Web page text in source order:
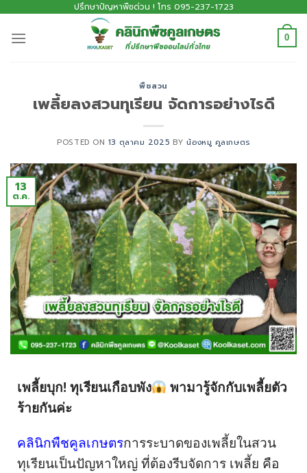
ปรึกษาปัญหาพืชด่วน ! โทร 095-237-1723
0
พืชสวน
เพลี้ยลงสวนทุเรียน จัดการอย่างไรดี
POSTED ON 13 ตุลาคม 2025 BYน้องหมู คูลเกษตร
13
ต.ค.
เพลี้ยบุก! ทุเรียนเกือบพัง
พามารู้จักกับเพลี้ยตัว
ร้ายกันค่ะ
คลินิกพืชคูลเกษตรการระบาดของเพลี้ยในสวน
ทุเรียนเป็นปัญหาใหญ่ ที่ต้องรีบจัดการ เพลี้ย คือ